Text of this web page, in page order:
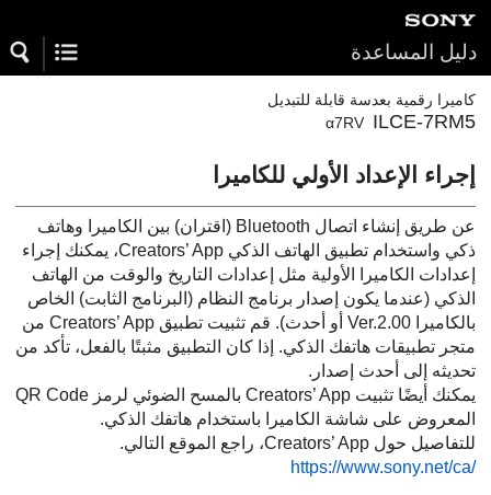
دليل المساعدة
كاميرا رقمية بعدسة قابلة للتبديل
ILCE-7RM5
α7RV
إجراء الإعداد الأولي للكاميرا
عن طريق إنشاء اتصال Bluetooth (اقتران) بين الكاميرا وهاتف
ذكي واستخدام تطبيق الهاتف الذكي Creators’ App، يمكنك إجراء
إعدادات الكاميرا الأولية مثل إعدادات التاريخ والوقت من الهاتف
الذكي (عندما يكون إصدار برنامج النظام (البرنامج الثابت) الخاص
بالكاميرا Ver.2.00 أو أحدث). قم تثبيت تطبيق Creators’ App من
متجر تطبيقات هاتفك الذكي. إذا كان التطبيق مثبتًا بالفعل، تأكد من
تحديثه إلى أحدث إصدار.
يمكنك أيضًا تثبيت Creators’ App بالمسح الضوئي لرمز QR Code
المعروض على شاشة الكاميرا باستخدام هاتفك الذكي.
للتفاصيل حول Creators’ App، راجع الموقع التالي.
https://www.sony.net/ca/